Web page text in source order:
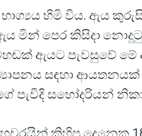
භාග්‍යය හිමි විය. ඇය
මින් පෙර කිසිදා
ඇයට පැවසුවේ
සඳහා
පැවිදි සහෝදරියන්